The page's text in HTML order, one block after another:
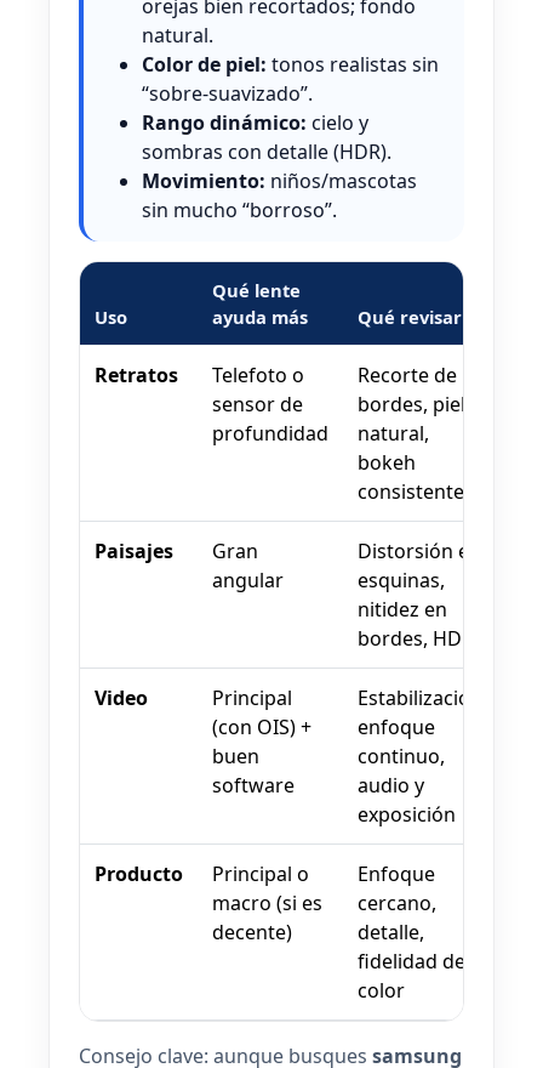
orejas bien recortados; fondo
natural.
Color de piel: tonos realistas sin
“sobre-suavizado”.
Rango dinámico: cielo y
sombras con detalle (HDR).
Movimiento: niños/mascotas
sin mucho “borroso”.
Uso
Qué lente
ayuda más
Qué revisar
Retratos
Telefoto o
sensor de
profundidad
Recorte de
bordes, piel
natural,
bokeh
consistente
Paisajes
Gran
angular
Distorsión en
esquinas,
nitidez en
bordes, HDR
Video
Principal
(con OIS) +
buen
software
Estabilización,
enfoque
continuo,
audio y
exposición
Producto
Principal o
macro (si es
decente)
Enfoque
cercano,
detalle,
fidelidad de
color
Consejo clave: aunque busques samsung